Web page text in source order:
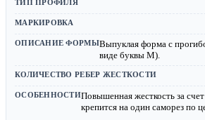
Выпуклая форма с
виде буквы М).
Повышенная жесткость за
крепится на один саморез по